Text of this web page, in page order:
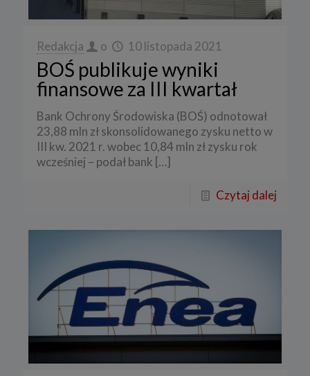
Redakcja o 10 listopada 2021
BOŚ publikuje wyniki
finansowe za III kwartał
Bank Ochrony Środowiska (BOŚ) odnotował
23,88 mln zł skonsolidowanego zysku netto w
III kw. 2021 r. wobec 10,84 mln zł zysku rok
wcześniej – podał bank […]
Czytaj dalej